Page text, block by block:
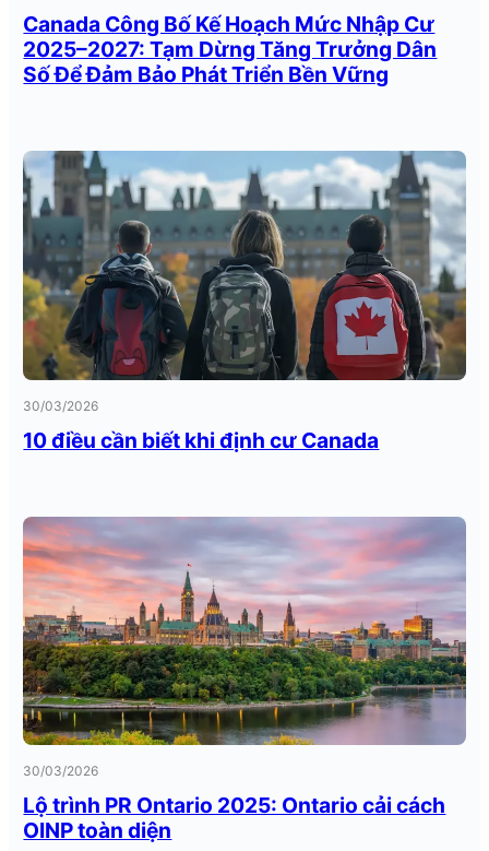
Canada Công Bố Kế Hoạch Mức Nhập Cư
2025–2027: Tạm Dừng Tăng Trưởng Dân
Số Để Đảm Bảo Phát Triển Bền Vững
30/03/2026
10 điều cần biết khi định cư Canada
30/03/2026
Lộ trình PR Ontario 2025: Ontario cải cách
OINP toàn diện